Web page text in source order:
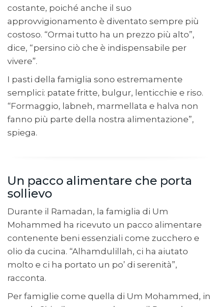
costante, poiché anche il suo
approvvigionamento è diventato sempre più
costoso. “Ormai tutto ha un prezzo più alto”,
dice, “persino ciò che è indispensabile per
vivere”.
I pasti della famiglia sono estremamente
semplici: patate fritte, bulgur, lenticchie e riso.
“Formaggio, labneh, marmellata e halva non
fanno più parte della nostra alimentazione”,
spiega.
Un pacco alimentare che porta
sollievo
Durante il Ramadan, la famiglia di Um
Mohammed ha ricevuto un pacco alimentare
contenente beni essenziali come zucchero e
olio da cucina. “Alhamdulillah, ci ha aiutato
molto e ci ha portato un po’ di serenità”,
racconta.
Per famiglie come quella di Um Mohammed, in